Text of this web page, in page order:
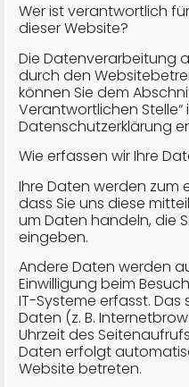
Wer ist verantwortlich
dieser Website?
Die Datenverarbeitung
durch den
können Sie dem
Verantwortlichen Stelle“
Datenschutzerklärung
Wie erfassen wir Ihre
Ihre Daten werden zum
dass Sie uns diese
um Daten handeln, die
eingeben.
Andere Daten werden
Einwilligung beim
IT-Systeme erfasst.
Daten (z. B.
Uhrzeit des
Daten erfolgt
Website betreten.